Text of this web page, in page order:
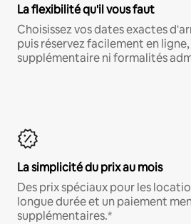
La flexibilité qu'il vous faut
Choisissez vos dates exactes
puis réservez facilement en
supplémentaire ni formalités
La simplicité du prix au mois
Des prix spéciaux pour les
longue durée et un paiement
supplémentaires.*